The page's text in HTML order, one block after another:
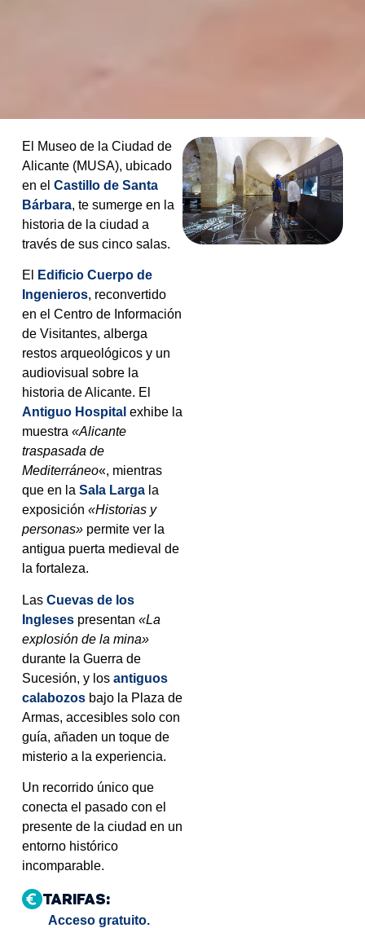
El Museo de la Ciudad de
Alicante (MUSA), ubicado
en el Castillo de Santa
Bárbara, te sumerge en la
historia de la ciudad a
través de sus cinco salas.
El
Edificio Cuerpo de
Ingenieros, reconvertido
en el Centro de Información
de Visitantes, alberga
restos arqueológicos y un
audiovisual sobre la
historia de Alicante. El
Antiguo Hospital exhibe la
muestra «Alicante
traspasada de
Mediterráneo«, mientras
que en la Sala Largala
exposición «Historias y
personas»permite ver la
antigua puerta medieval de
la fortaleza.
Las Cuevas de los
Inglesespresentan «La
explosión de la mina»
durante la Guerra de
Sucesión, y los antiguos
calabozos bajo la Plaza de
Armas, accesibles solo con
guía, añaden un toque de
misterio a la experiencia.
Un recorrido único que
conecta el pasado con el
presente de la ciudad en un
entorno histórico
incomparable.
TARIFAS:
Acceso gratuito.